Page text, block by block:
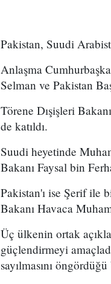
Pakistan, Suudi
Anlaşma
Selman ve Pakistan
Törene Dışişleri
de katıldı.
Suudi heyetinde
Bakanı Faysal bin
Pakistan'ı ise Şerif ile
Bakanı Havaca
Üç ülkenin ortak
güçlendirmeyi
sayılmasını